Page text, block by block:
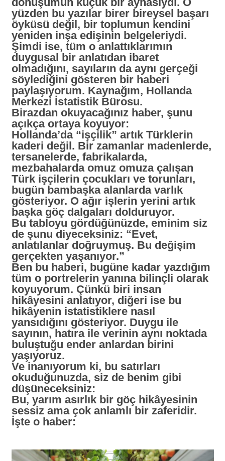
yüzden bu yazılar birer bireysel başarı
öyküsü değil, bir toplumun kendini
yeniden inşa edişinin belgeleriydi.
Şimdi ise, tüm o anlattıklarımın
duygusal bir anlatıdan ibaret
olmadığını, sayıların da aynı gerçeği
söylediğini gösteren bir haberi
paylaşıyorum. Kaynağım, Hollanda
Merkezi İstatistik Bürosu.
Birazdan okuyacağınız haber, şunu
açıkça ortaya koyuyor:
Hollanda’da “işçilik” artık Türklerin
kaderi değil. Bir zamanlar madenlerde,
tersanelerde, fabrikalarda,
mezbahalarda omuz omuza çalışan
Türk işçilerin çocukları ve torunları,
bugün bambaşka alanlarda varlık
gösteriyor. O ağır işlerin yerini artık
başka göç dalgaları dolduruyor.
Bu tabloyu gördüğünüzde, eminim siz
de şunu diyeceksiniz: “Evet,
anlatılanlar doğruymuş. Bu değişim
gerçekten yaşanıyor.”
Ben bu haberi, bugüne kadar yazdığım
tüm o portrelerin yanına bilinçli olarak
koyuyorum. Çünkü biri insan
hikâyesini anlatıyor, diğeri ise bu
hikâyenin istatistiklere nasıl
yansıdığını gösteriyor. Duygu ile
sayının, hatıra ile verinin aynı noktada
buluştuğu ender anlardan birini
yaşıyoruz.
Ve inanıyorum ki, bu satırları
okuduğunuzda, siz de benim gibi
düşüneceksiniz:
Bu, yarım asırlık bir göç hikâyesinin
sessiz ama çok anlamlı bir zaferidir.
İşte o haber: